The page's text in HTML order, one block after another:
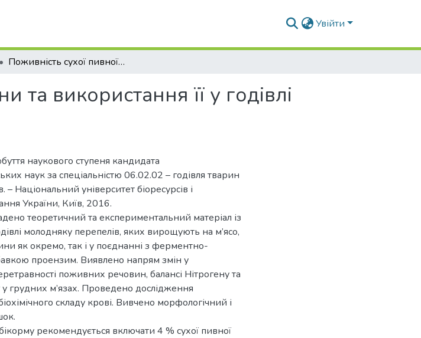
Увійти
Поживність сухої пивної дробини та використання її у годівлі молодняку перепелів
та використання її у годівлі
наукового ступеня кандидата
наук за спеціальністю 06.02.02 – годівля тварин
– Національний університет біоресурсів і
України, Київ, 2016.
теоретичний та експериментальний матеріал із
молодняку перепелів, яких вирощують на м’ясо,
як окремо, так і у поєднанні з ферментно-
проензим. Виявлено напрям змін у
поживних речовин, балансі Нітрогену та
у грудних м’язах. Проведено дослідження
складу крові. Вивчено морфологічний і
рекомендується включати 4 % сухої пивної